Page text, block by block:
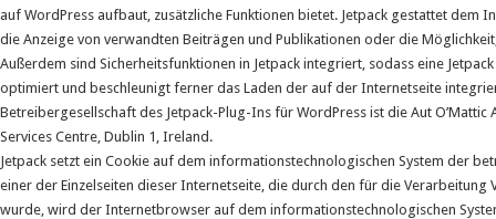
auf WordPress aufbaut, zusätzliche Funktionen bietet. Jetpack gestattet
die Anzeige von verwandten Beiträgen und Publikationen oder die
Außerdem sind Sicherheitsfunktionen in Jetpack integriert, sodass eine
optimiert und beschleunigt ferner das Laden der auf der Internetseite
Betreibergesellschaft des Jetpack-Plug-Ins für WordPress ist die Aut
Services Centre, Dublin 1, Ireland.
Jetpack setzt ein Cookie auf dem informationstechnologischen System der
einer der Einzelseiten dieser Internetseite, die durch den für die
wurde, wird der Internetbrowser auf dem informationstechnologischen